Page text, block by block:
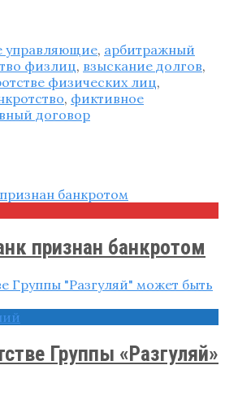
управляющие, арбитражный
физлиц, взыскание долгов,
физических лиц,
, фиктивное
договор
признан банкротом
Группы «Разгуляй»